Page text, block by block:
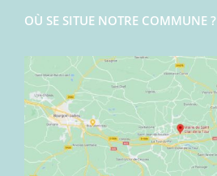
OÙ SE SITUE NOTRE COMMUNE ?